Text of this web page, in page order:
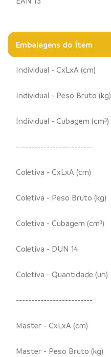
Embalagens do Ítem
Individual - CxLxA (cm)
Individual - Peso Bruto (kg)
Individual - Cubagem (cm³)
-------------------------
Coletiva - CxLxA (cm)
Coletiva - Peso Bruto (kg)
Coletiva - Cubagem (cm³)
Coletiva - DUN 14
Coletiva - Quantidade (un)
-------------------------
Master - CxLxA (cm)
Master - Peso Bruto (kg)